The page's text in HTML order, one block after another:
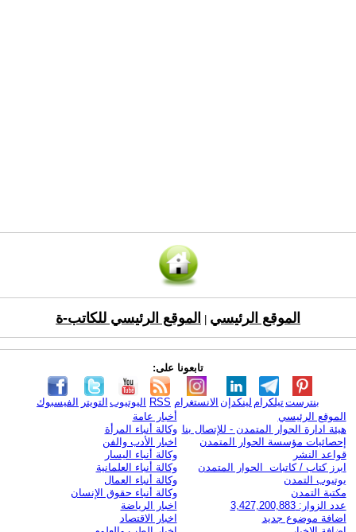
الموقع الرئيسي الموقع الرئيسي للكاتب-ة
تابعونا على:
الفيسبوك التويتر اليوتيوب RSS الانستغرام لينكدإن تيلكرامبنترست
الموقع الرئيسي
هيئة ادارة الحوار المتمدن - للإتصال بنا
إحصائيات مؤسسة الحوار المتمدن
قواعد النشر
ابرز كتاب / كاتبات الحوار المتمدن
يوتيوب التمدن
مكتبة التمدن
عدد الزوار: 3,427,200,883
اضافة موضوع جديد
أخبار عامة
وكالة أنباء المرأة
اخبار الأدب والفن
وكالة أنباء اليسار
وكالة أنباء العلمانية
وكالة أنباء العمال
وكالة أنباء حقوق الإنسان
اخبار الرياضة
اخبار الاقتصاد